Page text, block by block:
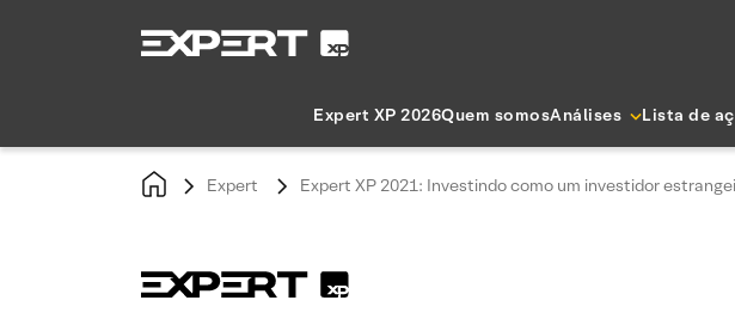
Expert XP 2026Quem somosAnálises Lista de
Expert Expert XP 2021: Investindo como um investidor